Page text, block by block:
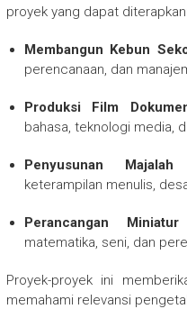
proyek yang dapat diterapkan:
Membangun Kebun
perencanaan, dan
Produksi Film
bahasa, teknologi media,
Penyusunan Majalah
keterampilan menulis,
Perancangan
matematika, seni, dan
Proyek-proyek ini
memahami relevansi